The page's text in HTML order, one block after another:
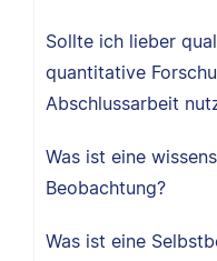
Sollte ich lieber
quantitative
Abschlussarbeit
Was ist eine
Beobachtung?
Was ist eine